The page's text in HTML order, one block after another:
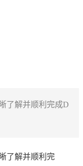
了解并顺利完成D
了解并顺利完